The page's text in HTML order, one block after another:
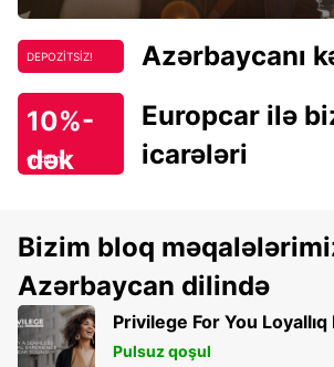
DEPOZİTSİZ! Azərbaycanı
10%-
dək
endirim!
Europcar ilə
icarələri
Bizim bloq
Azərbaycan dilində
Privilege For You Loyallıq
Pulsuz qoşul